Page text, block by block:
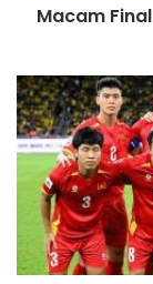
s
t
i
n
n
Macam
K
e
h
i
l
a